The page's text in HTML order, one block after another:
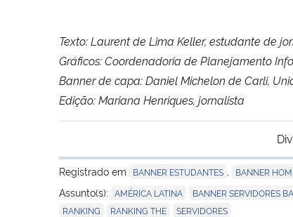
Texto: Laurent de Lima Keller, estudante de
Gráficos:Coordenadoria de Planejamento
Banner de capa: Daniel Michelon de Carli,
Edição: Mariana Henriques, jornalista
Registrado em
BANNER ESTUDANTES BANNER
Assunto(s): AMÉRICA LATINA BANNER SERVIDORES
RANKING RANKING THE SERVIDORES